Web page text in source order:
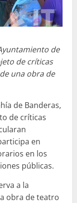
de
de críticas
una obra de
de Banderas,
de críticas
en
en los
públicas.
a la
obra de teatro